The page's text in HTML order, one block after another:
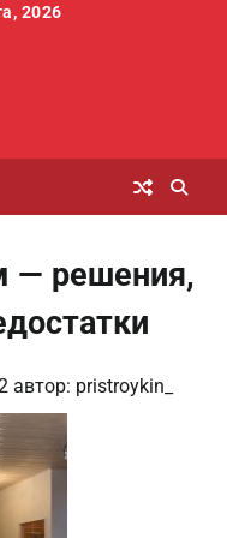
2026
— решения,
автор: pristroykin_